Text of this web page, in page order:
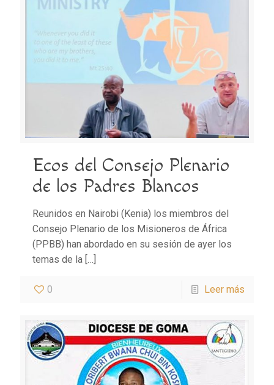
Ecos del Consejo Plenario
de los Padres Blancos
Reunidos en Nairobi (Kenia) los miembros del
Consejo Plenario de los Misioneros de África
(PPBB) han abordado en su sesión de ayer los
temas de la […]
0 Leer más